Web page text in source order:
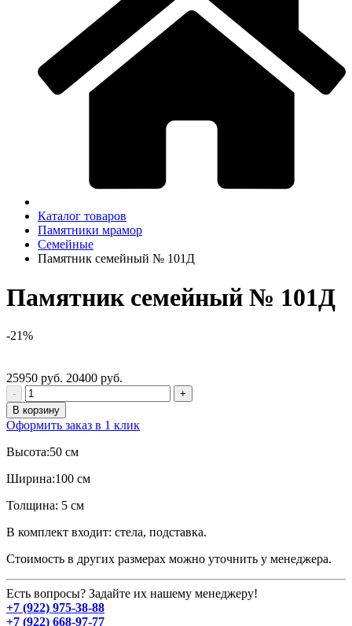
Каталог товаров
Памятники мрамор
Семейные
Памятник семейный № 101Д
Памятник семейный № 101Д
-21%
25950 руб. 20400 руб.
-
+
В корзину
Оформить заказ в 1 клик
Высота:50 см
Ширина:100 см
Толщина: 5 см
В комплект входит: стела, подставка.
Стоимость в других размерах можно уточнить у менеджера.
Есть вопросы? Задайте их нашему менеджеру!
+7 (922) 975-38-88
+7 (922) 668-97-77